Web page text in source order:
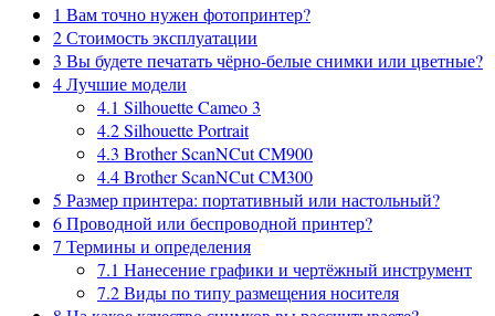
1 Вам точно нужен фотопринтер?
2Стоимость эксплуатации
3 Вы будете печатать чёрно-белые снимки или цветные?
4Лучшие модели
4.1 Silhouette Cameo 3
4.2Silhouette Portrait
4.3 Brother ScanNCut CM900
4.4Brother ScanNCut CM300
5 Размер принтера: портативный или настольный?
6Проводной или беспроводной принтер?
7 Термины и определения
7.1 Нанесение графики и чертёжный инструмент
7.2Виды по типу размещения носителя